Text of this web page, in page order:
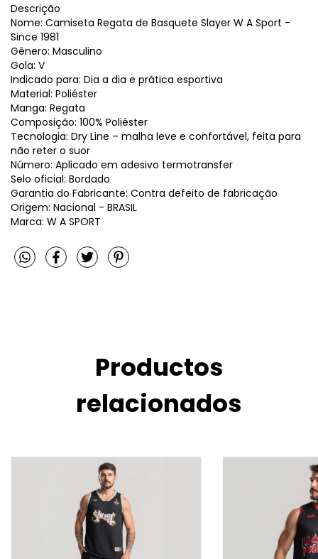
Descrição
Nome: Camiseta Regata de Basquete Slayer W A Sport -
Since 1981
Gênero: Masculino
Gola: V
Indicado para: Dia a dia e prática esportiva
Material: Poliéster
Manga: Regata
Composição: 100% Poliéster
Tecnologia: Dry Line – malha leve e confortável, feita para
não reter o suor
Número: Aplicado em adesivo termotransfer
Selo oficial: Bordado
Garantia do Fabricante: Contra defeito de fabricação
Origem: Nacional - BRASIL
Marca: W A SPORT
Productos
relacionados